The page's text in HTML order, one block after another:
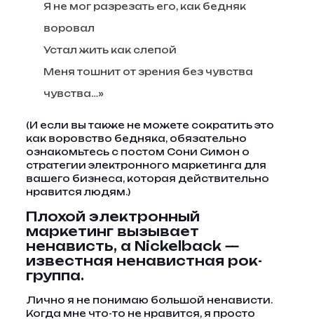
Я не мог разрезать его, как бедняк
воровал
Устал жить как слепой
Меня тошнит от зрения без чувства
чувства…»
(И если вы также не можете сократить это
как воровство бедняка, обязательно
ознакомьтесь с постом Сони Симон о
стратегии электронного маркетинга для
вашего бизнеса, которая действительно
нравится людям.)
Плохой электронный
маркетинг вызывает
ненависть, а Nickelback —
известная ненавистная рок-
группа.
Лично я не понимаю большой ненависти.
Когда мне что-то не нравится, я просто